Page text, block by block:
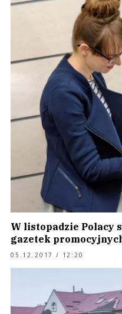
W listopadzie Polacy
gazetek
05.12.2017 / 12:20